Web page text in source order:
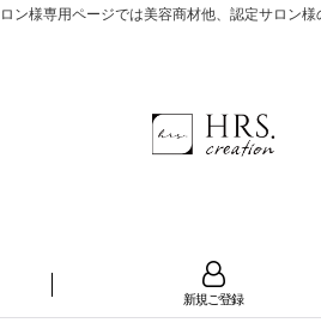
様専用ページでは美容商材他、認定サロン
新規ご登録